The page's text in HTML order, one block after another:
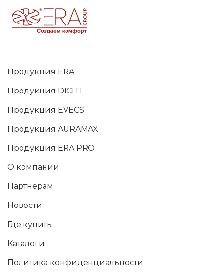
Продукция ERA
Продукция DICITI
Продукция EVECS
Продукция AURAMAX
Продукция ERA PRO
О компании
Партнерам
Новости
Где купить
Каталоги
Политика конфиденциальности